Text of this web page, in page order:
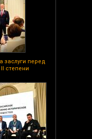
заслуги перед
степени